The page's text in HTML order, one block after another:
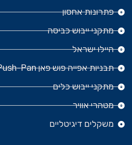
פתרונות אחסון
מתקני ייבוש כביסה
היילו ישראל
תבניות אפייה פוש פאן Push-Pan
מתקני ייבוש כלים
מטהרי אוויר
משקלים דיגיטליים